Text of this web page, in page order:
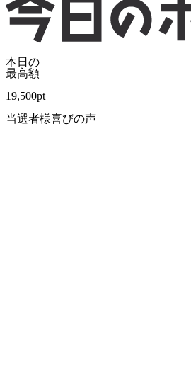
本日の
最高額
19,500pt
当選者様喜びの声